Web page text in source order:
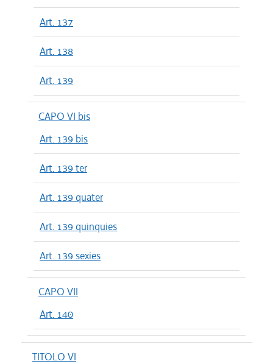
Art. 137
Art. 138
Art. 139
CAPO VI bis
Art. 139 bis
Art. 139 ter
Art. 139 quater
Art. 139 quinquies
Art. 139 sexies
CAPO VII
Art. 140
TITOLO VI